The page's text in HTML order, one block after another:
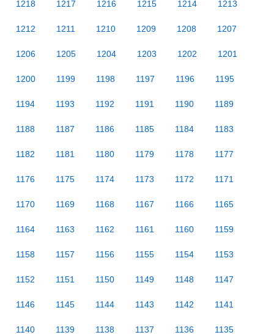
1218 1217 1216 1215 1214 1213
1212 1211 1210 1209 1208 1207
1206 1205 1204 1203 1202 1201
1200 1199 1198 1197 1196 1195
1194 1193 1192 1191 1190 1189
1188 1187 1186 1185 1184 1183
1182 1181 1180 1179 1178 1177
1176 1175 1174 1173 1172 1171
1170 1169 1168 1167 1166 1165
1164 1163 1162 1161 1160 1159
1158 1157 1156 1155 1154 1153
1152 1151 1150 1149 1148 1147
1146 1145 1144 1143 1142 1141
1140 1139 1138 1137 1136 1135